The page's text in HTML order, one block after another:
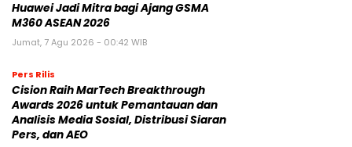
Huawei Jadi Mitra bagi Ajang GSMA
M360 ASEAN 2026
Jumat, 7 Agu 2026 - 00:42 WIB
Pers Rilis
Cision Raih MarTech Breakthrough
Awards 2026 untuk Pemantauan dan
Analisis Media Sosial, Distribusi Siaran
Pers, dan AEO